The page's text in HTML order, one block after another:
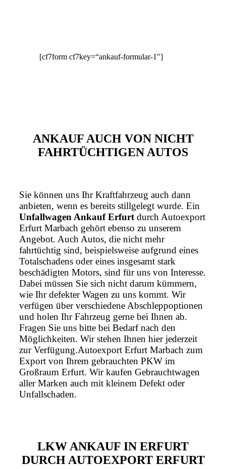
[cf7form cf7key=“ankauf-formular-1″]
ANKAUF AUCH VON NICHT
FAHRTÜCHTIGEN AUTOS
Sie können uns Ihr Kraftfahrzeug auch dann
anbieten, wenn es bereits stillgelegt wurde. Ein
Unfallwagen Ankauf Erfurt durch Autoexport
Erfurt Marbach gehört ebenso zu unserem
Angebot. Auch Autos, die nicht mehr
fahrtüchtig sind, beispielsweise aufgrund eines
Totalschadens oder eines insgesamt stark
beschädigten Motors, sind für uns von Interesse.
Dabei müssen Sie sich nicht darum kümmern,
wie Ihr defekter Wagen zu uns kommt. Wir
verfügen über verschiedene Abschleppoptionen
und holen Ihr Fahrzeug gerne bei Ihnen ab.
Fragen Sie uns bitte bei Bedarf nach den
Möglichkeiten. Wir stehen Ihnen hier jederzeit
zur Verfügung.Autoexport Erfurt Marbach zum
Export von Ihrem gebrauchten PKW im
Großraum Erfurt. Wir kaufen Gebrauchtwagen
aller Marken auch mit kleinem Defekt oder
Unfallschaden.
LKW ANKAUF IN ERFURT
DURCH AUTOEXPORT ERFURT